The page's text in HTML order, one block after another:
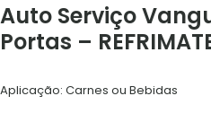
Auto Serviço
Portas –
Aplicação: Carnes ou Bebidas